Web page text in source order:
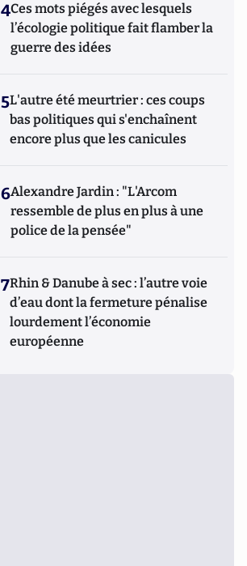
4Ces mots piégés avec lesquels
l’écologie politique fait flamber la
guerre des idées
5L'autre été meurtrier : ces coups
bas politiques qui s'enchaînent
encore plus que les canicules
6Alexandre Jardin : "L'Arcom
ressemble de plus en plus à une
police de la pensée"
7Rhin & Danube à sec : l’autre voie
d’eau dont la fermeture pénalise
lourdement l’économie
européenne